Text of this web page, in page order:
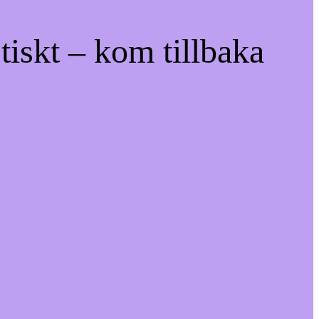
– kom tillbaka